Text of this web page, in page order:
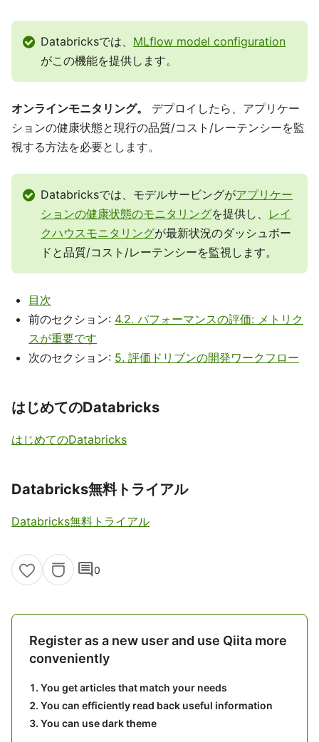
Databricksでは、 MLflow model configuration
がこの機能を提供します。
オンラインモニタリング。
デプロイしたら、アプリケー
ションの健康状態と現行の品質/コスト/レーテンシーを監
視する方法を必要とします。
Databricksでは、モデルサービングがアプリケー
ションの健康状態のモニタリングを提供し、 レイ
クハウスモニタリングが最新状況のダッシュボー
ドと品質/コスト/レーテンシーを監視します。
目次
前のセクション: 4.2. パフォーマンスの評価: メトリク
スが重要です
次のセクション: 5. 評価ドリブンの開発ワークフロー
はじめてのDatabricks
はじめてのDatabricks
Databricks無料トライアル
Databricks無料トライアル
comment0
Register as a new user and use Qiita more
conveniently
You get articles that match your needs
You can efficiently read back useful information
You can use dark theme